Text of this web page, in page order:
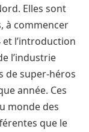
Elles sont
à commencer
et l’introduction
l’industrie
de super-héros
année. Ces
monde des
que le